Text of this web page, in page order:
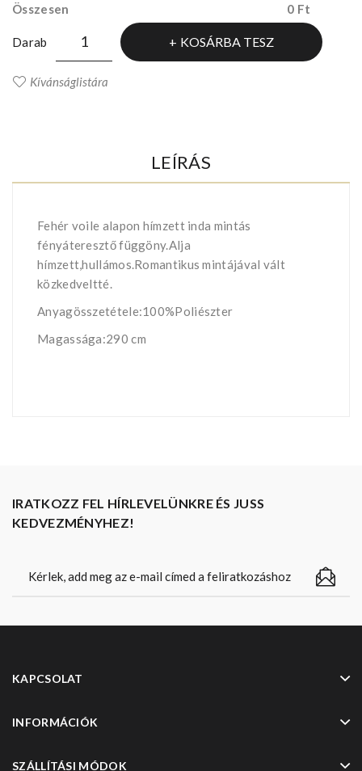
Összesen
0 Ft
Darab KOSÁRBA TESZ
Kívánságlistára
LEÍRÁS
Fehér voile alapon hímzett inda mintás
fényáteresztő függöny.Alja
hímzett,hullámos.Romantikus mintájával vált
közkedveltté.
Anyagösszetétele:100%Poliészter
Magassága:290 cm
IRATKOZZ FEL HÍRLEVELÜNKRE ÉS JUSS
KEDVEZMÉNYHEZ!
KAPCSOLAT
INFORMÁCIÓK
SZÁLLÍTÁSI MÓDOK